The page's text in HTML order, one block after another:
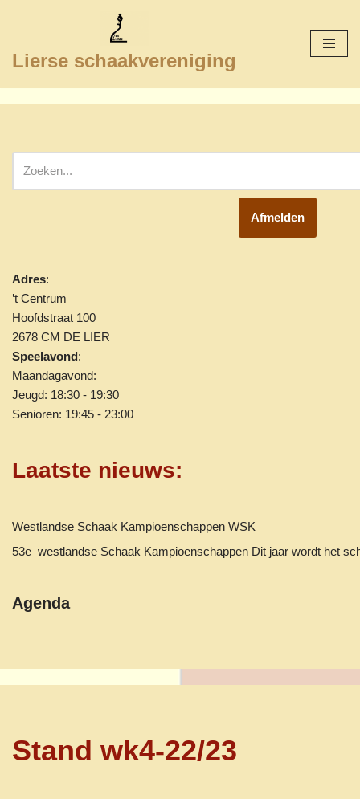
naar
inhoud
Lierse schaakvereniging
Afmelden
Adres:
’t Centrum
Hoofdstraat 100
2678 CM DE LIER
Speelavond:
Maandagavond:
Jeugd: 18:30 - 19:30
Senioren: 19:45 - 23:00
Laatste nieuws:
Westlandse Schaak Kampioenschappen WSK
53e westlandse Schaak Kampioenschappen Dit jaar wordt het
Agenda
Stand wk4-22/23